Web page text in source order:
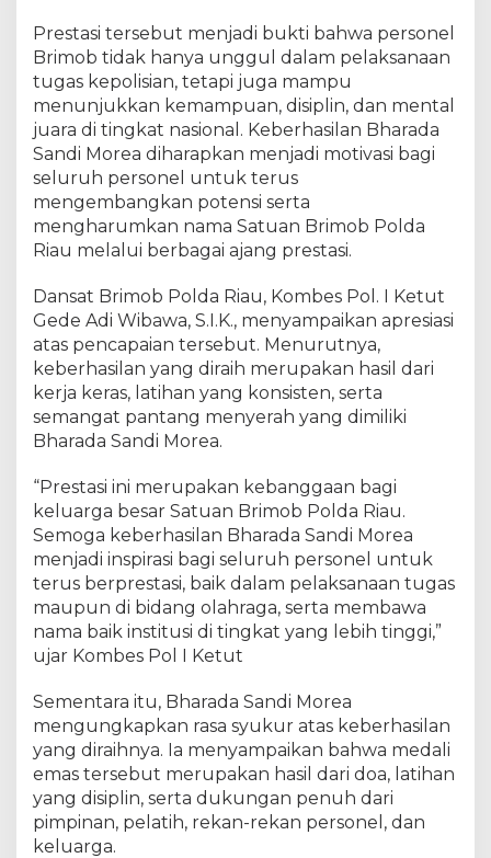
n
N
a
m
r
i
m
o
b
i
a
u
d
u
m
t
N
a
s
i
o
n
a
T
a
e
k
w
o
n
Prestasi tersebut menjadi bukti bahwa personel
Brimob tidak hanya unggul dalam pelaksanaan
tugas kepolisian, tetapi juga mampu
menunjukkan kemampuan, disiplin, dan mental
juara di tingkat nasional. Keberhasilan Bharada
Sandi Morea diharapkan menjadi motivasi bagi
seluruh personel untuk terus
mengembangkan potensi serta
mengharumkan nama Satuan Brimob Polda
Riau melalui berbagai ajang prestasi.
Dansat Brimob Polda Riau, Kombes Pol. I Ketut
Gede Adi Wibawa, S.I.K., menyampaikan apresiasi
atas pencapaian tersebut. Menurutnya,
keberhasilan yang diraih merupakan hasil dari
kerja keras, latihan yang konsisten, serta
semangat pantang menyerah yang dimiliki
Bharada Sandi Morea.
“Prestasi ini merupakan kebanggaan bagi
keluarga besar Satuan Brimob Polda Riau.
Semoga keberhasilan Bharada Sandi Morea
menjadi inspirasi bagi seluruh personel untuk
terus berprestasi, baik dalam pelaksanaan tugas
maupun di bidang olahraga, serta membawa
nama baik institusi di tingkat yang lebih tinggi,”
ujar Kombes Pol I Ketut
Sementara itu, Bharada Sandi Morea
mengungkapkan rasa syukur atas keberhasilan
yang diraihnya. Ia menyampaikan bahwa medali
emas tersebut merupakan hasil dari doa, latihan
yang disiplin, serta dukungan penuh dari
pimpinan, pelatih, rekan-rekan personel, dan
keluarga.